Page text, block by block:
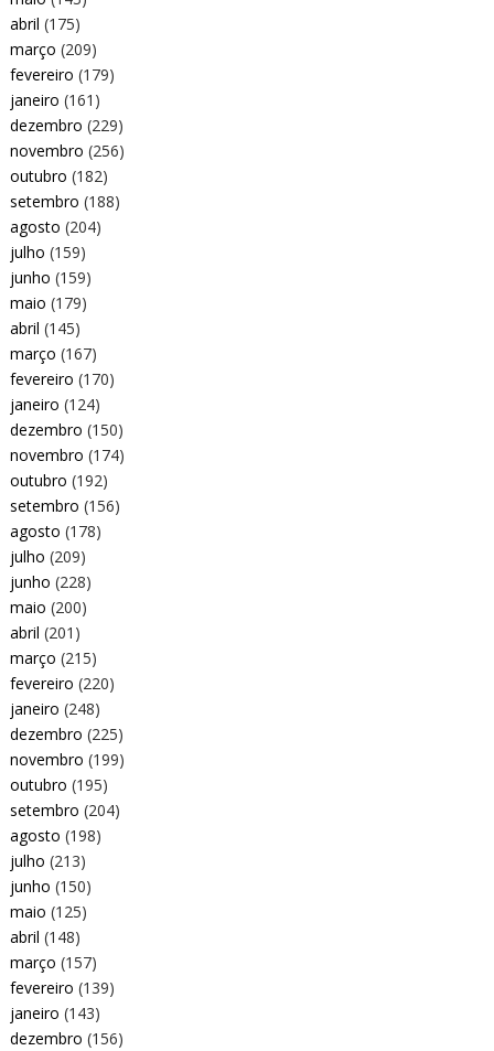
abril (175)
março (209)
fevereiro (179)
janeiro (161)
dezembro (229)
novembro (256)
outubro (182)
setembro (188)
agosto (204)
julho (159)
junho (159)
maio (179)
abril (145)
março (167)
fevereiro (170)
janeiro (124)
dezembro (150)
novembro (174)
outubro (192)
setembro (156)
agosto (178)
julho (209)
junho (228)
maio (200)
abril (201)
março (215)
fevereiro (220)
janeiro (248)
dezembro (225)
novembro (199)
outubro (195)
setembro (204)
agosto (198)
julho (213)
junho (150)
maio (125)
abril (148)
março (157)
fevereiro (139)
janeiro (143)
dezembro (156)